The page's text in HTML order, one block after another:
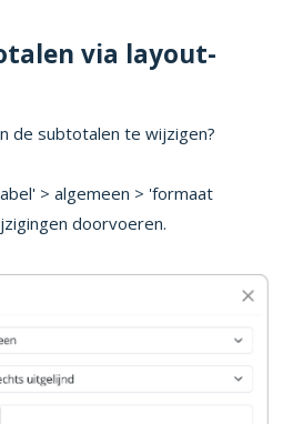
via layout-
de subtotalen te wijzigen?
> algemeen > 'formaat
doorvoeren.